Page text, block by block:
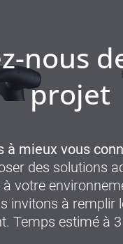
nous
projet
à mieux vous
des solutions
à votre
invitons à remplir
Temps estimé à